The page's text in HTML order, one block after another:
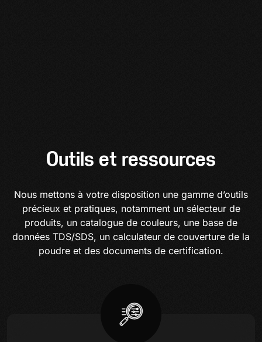
Outils et ressources
Nous mettons à votre disposition une gamme d’outils
précieux et pratiques, notamment un sélecteur de
produits, un catalogue de couleurs, une base de
données TDS/SDS, un calculateur de couverture de la
poudre et des documents de certification.